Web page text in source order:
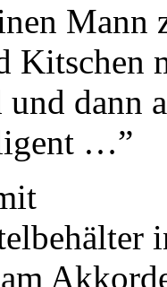
Mann
Kitschen
und dann
…”